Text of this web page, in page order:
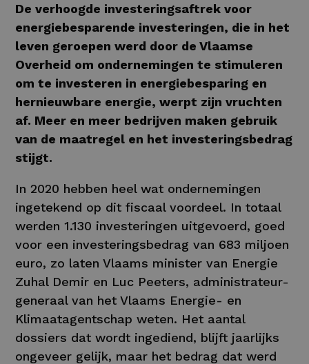
De verhoogde investeringsaftrek voor
energiebesparende investeringen, die in het
leven geroepen werd door de Vlaamse
Overheid om ondernemingen te stimuleren
om te investeren in energiebesparing en
hernieuwbare energie, werpt zijn vruchten
af. Meer en meer bedrijven maken gebruik
van de maatregel en het investeringsbedrag
stijgt.
In 2020 hebben heel wat ondernemingen
ingetekend op dit fiscaal voordeel. In totaal
werden 1.130 investeringen uitgevoerd, goed
voor een investeringsbedrag van 683 miljoen
euro, zo laten Vlaams minister van Energie
Zuhal Demir en Luc Peeters, administrateur-
generaal van het Vlaams Energie- en
Klimaatagentschap weten. Het aantal
dossiers dat wordt ingediend, blijft jaarlijks
ongeveer gelijk, maar het bedrag dat werd